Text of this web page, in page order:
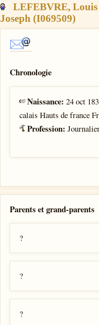
LEFEBVRE, Louis
Joseph (I069509)
Chronologie
Naissance:24 oct
calais Hauts de france
Profession:
Parents et grand-parents
?
?
?